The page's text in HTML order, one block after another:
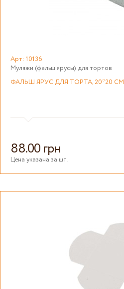
Арт: 10136
Муляжи (фальш ярусы) для тортов
ФАЛЬШ ЯРУС ДЛЯ ТОРТА, 20*20 СМ
88.00 грн
Цена указана за шт.